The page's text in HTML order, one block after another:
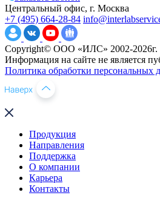
Центральный офис, г. Москва
+7 (495) 664-28-84
Copyright© ООО «ИЛС» 2002-2026г.
Информация на сайте не является
Политика обработки персональных
Продукция
Направления
Поддержка
О компании
Карьера
Контакты